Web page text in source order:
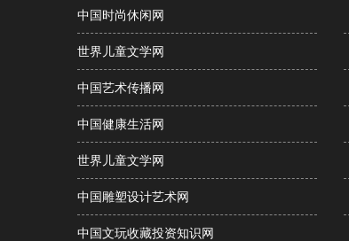
中国时尚休闲网
世界儿童文学网
中国艺术传播网
中国健康生活网
世界儿童文学网
中国雕塑设计艺术网
中国文玩收藏投资知识网